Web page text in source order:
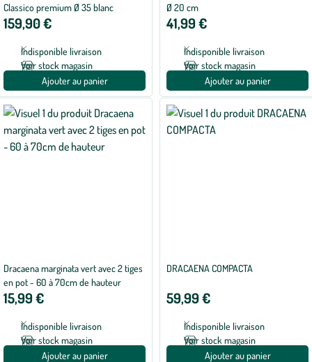
Classico premium Ø 35 blanc
159,90 €
Indisponible livraison
Voir stock magasin
Ajouter au panier
Ø 20 cm
41,99 €
Indisponible livraison
Voir stock magasin
Ajouter au panier
Dracaena marginata vert avec 2 tiges
en pot - 60 à 70cm de hauteur
15,99 €
Indisponible livraison
Voir stock magasin
Ajouter au panier
DRACAENA COMPACTA
59,99 €
Indisponible livraison
Voir stock magasin
Ajouter au panier